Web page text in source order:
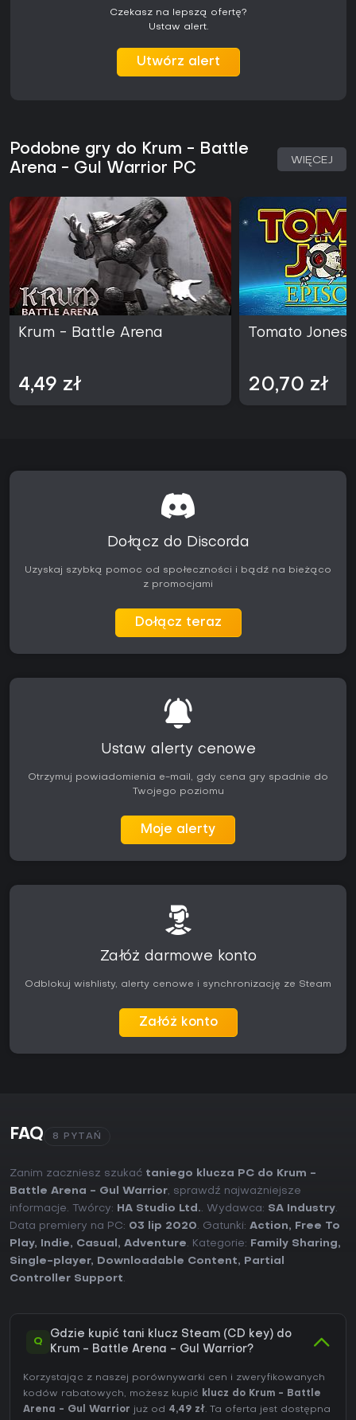
Czekasz na lepszą ofertę?
Ustaw alert.
Utwórz alert
Podobne gry do Krum - Battle
Arena - Gul Warrior PC
WIĘCEJ
Krum - Battle Arena
4,49 zł
Tomato
20,70 zł
Dołącz do Discorda
Uzyskaj szybką pomoc od społeczności i bądź na bieżąco
z promocjami
Dołącz teraz
Ustaw alerty cenowe
Otrzymuj powiadomienia e-mail, gdy cena gry spadnie do
Twojego poziomu
Moje alerty
Załóż darmowe konto
Odblokuj wishlisty, alerty cenowe i synchronizację ze Steam
Załóż konto
FAQ 8 PYTAŃ
Zanim zaczniesz szukać taniego klucza PC do Krum -
Battle Arena - Gul Warrior, sprawdź najważniejsze
informacje. Twórcy:
HA Studio Ltd.. Wydawca: SA Industry.
Data premiery na PC: 03 lip 2020. Gatunki: Action,
Free To
Play, Indie, Casual , Adventure. Kategorie: Family Sharing,
Single-player, Downloadable Content,
Partial
Controller Support.
Q
Gdzie kupić tani klucz Steam (CD key) do
Krum - Battle Arena - Gul Warrior?
Korzystając z naszej porównywarki cen i zweryfikowanych
kodów rabatowych, możesz kupić klucz do Krum - Battle
Arena - Gul Warrior już od 4,49 zł. Ta oferta jest dostępna